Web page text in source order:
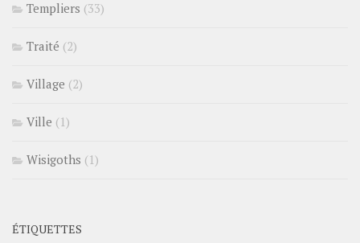
Templiers (33)
Traité (2)
Village (2)
Ville (1)
Wisigoths (1)
ÉTIQUETTES